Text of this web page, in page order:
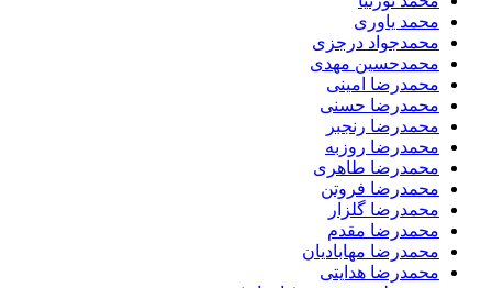
محمد یاوری
محمدجواد درجزی
محمدحسین مهدی
محمدرضا امینی
محمدرضا حسنی
محمدرضا رنجبر
محمدرضا روزبه
محمدرضا طاهری
محمدرضا فروتن
محمدرضا گلزار
محمدرضا مقدم
محمدرضا مهابادیان
محمدرضا هدایتی